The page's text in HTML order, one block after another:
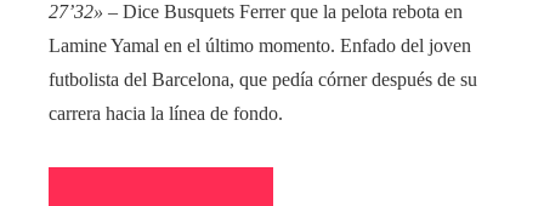
27’32» – Dice Busquets Ferrer que la pelota rebota en
Lamine Yamal en el último momento. Enfado del joven
futbolista del Barcelona, que pedía córner después de su
carrera hacia la línea de fondo.